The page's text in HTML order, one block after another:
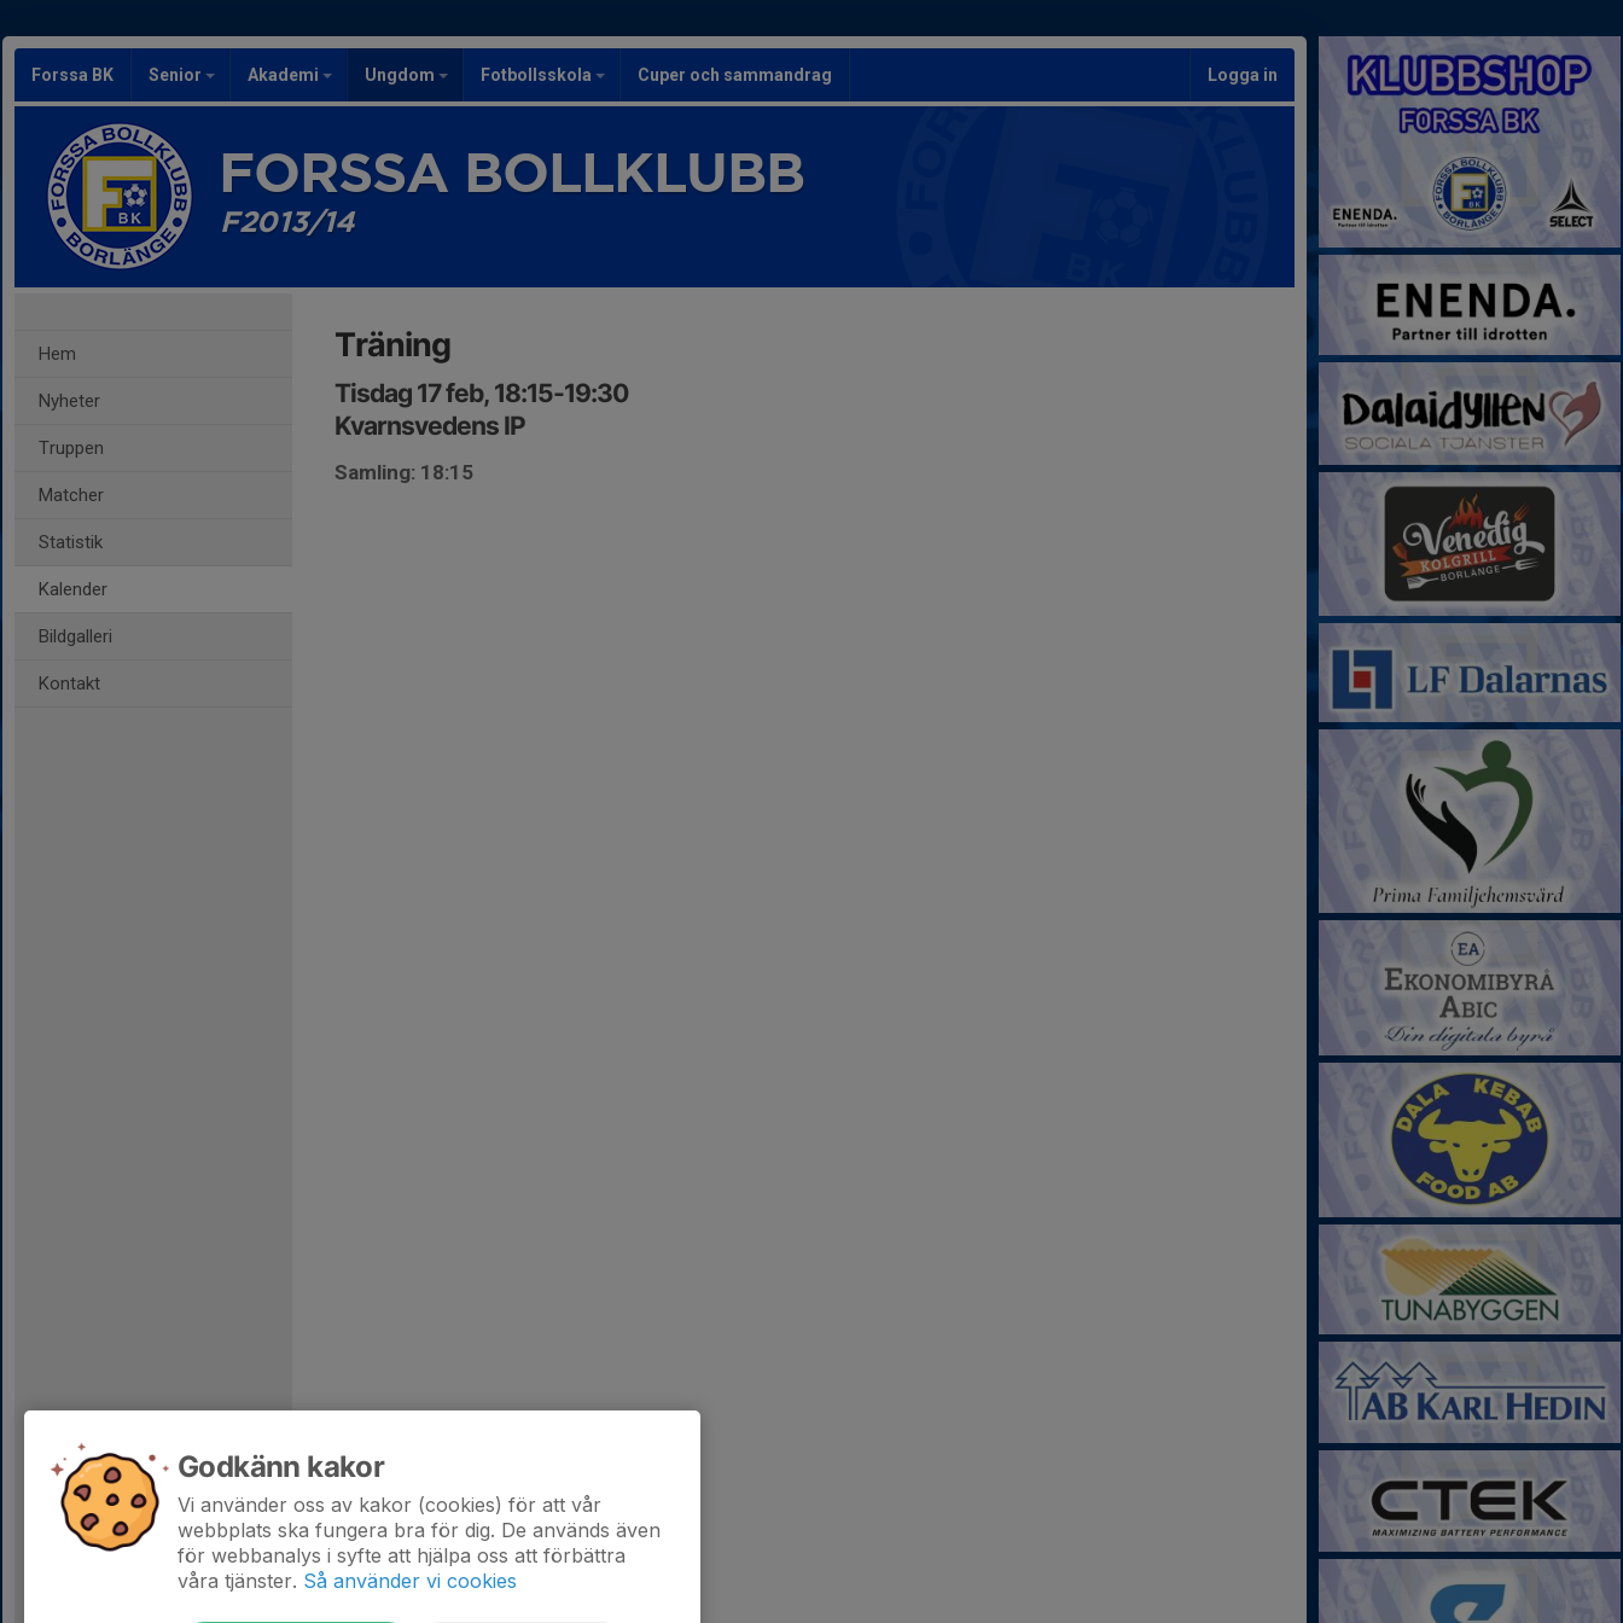
Forssa BK Senior Akademi Ungdom Fotbollsskola Cuper och sammandrag Logga in
FORSSA BOLLKLUBB
F2013/14
Hem
Nyheter
Truppen
Matcher
Statistik
Kalender
Bildgalleri
Kontakt
Träning
Tisdag 17 feb, 18:15-19:30
Kvarnsvedens IP
Samling: 18:15
Godkänn kakor
Vi använder oss av kakor (cookies) för att vår
webbplats ska fungera bra för dig. De används även
för webbanalys i syfte att hjälpa oss att förbättra
våra tjänster. Så använder vi cookies